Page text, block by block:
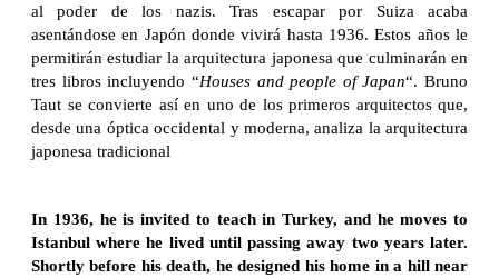
al poder de los nazis. Tras escapar por Suiza acaba
asentándose en Japón donde vivirá hasta 1936. Estos años le
permitirán estudiar la arquitectura japonesa que culminarán en
tres libros incluyendo “Houses and people of Japan“. Bruno
Taut se convierte así en uno de los primeros arquitectos que,
desde una óptica occidental y moderna, analiza la arquitectura
japonesa tradicional
In 1936, he is invited to teach in Turkey, and he moves to
Istanbul where he lived until passing away two years later.
Shortly before his death, he designed his home in a hill near